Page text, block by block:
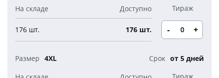
176 шт. 176 шт. - +
4XL от 5 дней